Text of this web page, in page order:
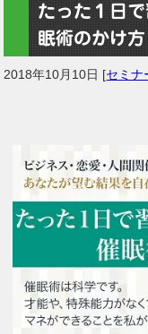
たった１日
眠術のかけ
2018年10月10日 [セミナ